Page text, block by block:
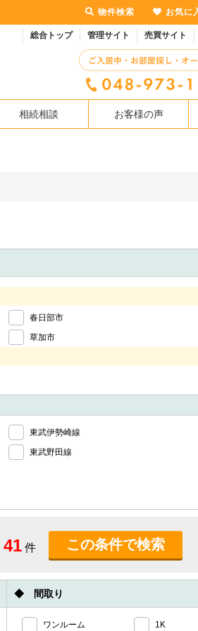
総合トップ 管理サイト 売買サイト
相続相談 お客様の声
春日部市
草加市
東武伊勢崎線
東武野田線
41件
◆ 間取り
ワンルーム 1K
物件検索 お気に